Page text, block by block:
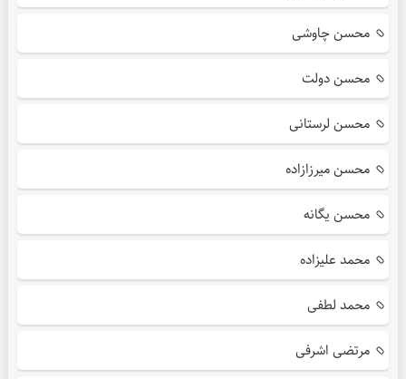
محسن چاوشی
محسن دولت
محسن لرستانی
محسن میرزازاده
محسن یگانه
محمد علیزاده
محمد لطفی
مرتضی اشرفی